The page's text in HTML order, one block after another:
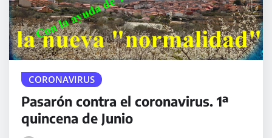
CORONAVIRUS
Pasarón contra el coronavirus. 1ª
quincena de Junio